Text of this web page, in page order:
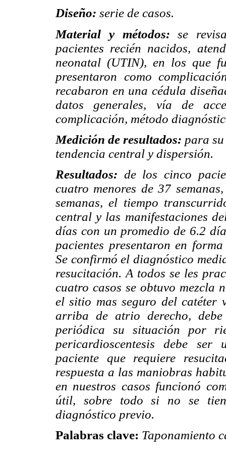
Diseño: serie de casos.
Material y métodos:se
pacientes recién nacidos,
neonatal (UTIN), en los que
presentaron como
recabaron en una cédula
datos generales, vía de
complicación, método
Medición de resultados: para
tendencia central y dispersión.
Resultados: de los cinco
cuatro menores de 37
semanas, el tiempo
central y las manifestaciones
días con un promedio de 6.2
pacientes presentaron en
Se confirmó el diagnóstico
resucitación. A todos se les
cuatro casos se obtuvo mezcla
el sitio mas seguro del catéter
arriba de atrio derecho,
periódica su situación por
pericardioscentesis debe
paciente que requiere
respuesta a las maniobras
en nuestros casos funcionó
útil, sobre todo si no se
diagnóstico previo.
Palabras clave: Taponamiento